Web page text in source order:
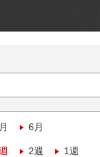
6月
2週 1週